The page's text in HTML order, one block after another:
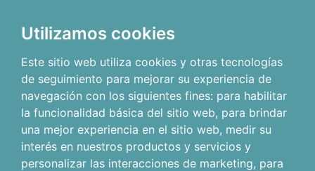
Utilizamos cookies
Este sitio web utiliza cookies y otras tecnologías
de seguimiento para mejorar su experiencia de
navegación con los siguientes fines: para habilitar
la funcionalidad básica del sitio web, para brindar
una mejor experiencia en el sitio web, medir su
interés en nuestros productos y servicios y
personalizar las interacciones de marketing, para